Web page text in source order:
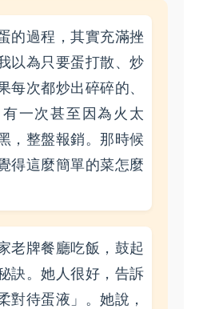
的過程，其實充滿挫
以為只要蛋打散、炒
每次都炒出碎碎的、
一次甚至因為火太
，整盤報銷。那時候
得這麼簡單的菜怎麼
老牌餐廳吃飯，鼓起
訣。她人很好，告訴
對待蛋液」。她說，